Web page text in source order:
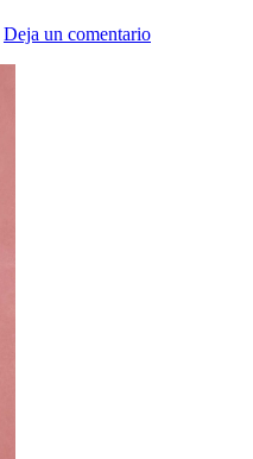
Deja un comentario